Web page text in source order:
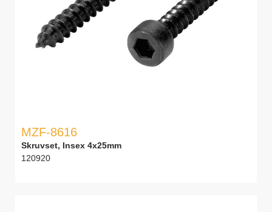
MZF-8616
Skruvset, Insex 4x25mm
120920